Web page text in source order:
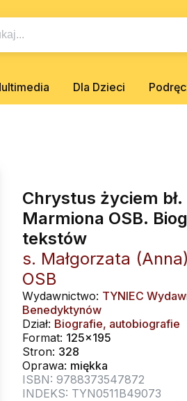
Dla Dzieci
Chrystus życiem
Marmiona OSB.
tekstów
s. Małgorzata
OSB
Wydawnictwo: TYNIEC
Benedyktynów
Dział: Biografie, autobiografie
Format: 125x195
Stron: 328
Oprawa: miękka
ISBN: 9788373547872
INDEKS: TYN0511B49073